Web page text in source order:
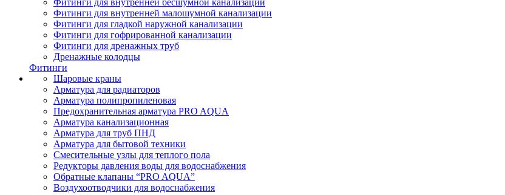
Фитинги для внутренней малошумной канализации
Фитинги для гладкой наружной канализации
Фитинги для гофрированной канализации
Фитинги для дренажных труб
Дренажные колодцы
Фитинги
Шаровые краны
Арматура для радиаторов
Арматура полипропиленовая
Предохранительная арматура PRO AQUA
Арматура канализационная
Арматура для труб ПНД
Арматура для бытовой техники
Смесительные узлы для теплого пола
Редукторы давления воды для водоснабжения
Обратные клапаны “PRO AQUA”
Воздухоотводчики для водоснабжения